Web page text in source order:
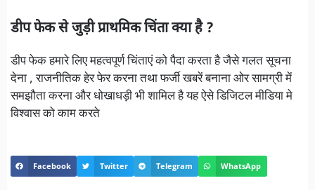
डीप फेक से जुड़ी प्राथमिक चिंता क्या है?
डीप फेक हमारे लिए महत्वपूर्ण चिंताएं को पैदा करता है जैसे गलत सूचना
देना , राजनीतिक हेर फेर करना तथा फर्जी खबरें बनाना ओर सामग्री में
समझौता करना और धोखाधड़ी भी शामिल है यह ऐसे डिजिटल मीडिया मे
विश्वास को काम करते
Facebook Twitter Telegram WhatsApp